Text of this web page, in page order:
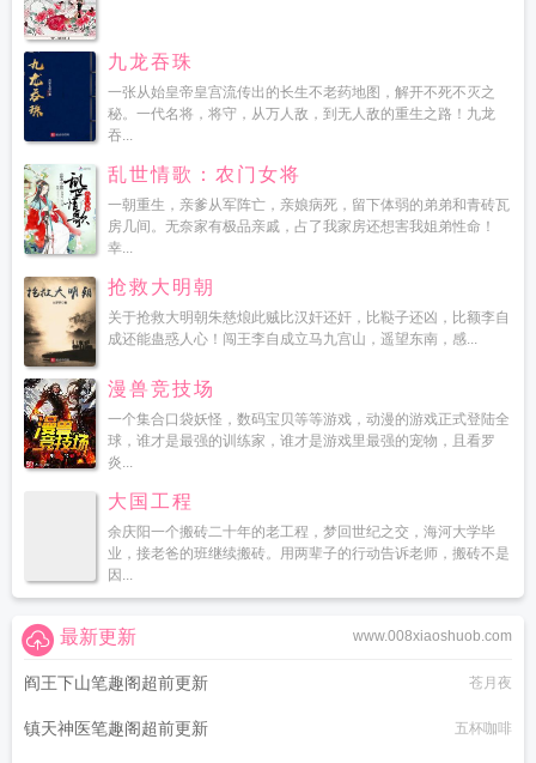
九龙吞珠
一张从始皇帝皇宫流传出的长生不老药地图，解开不死不灭之
秘。一代名将，将守，从万人敌，到无人敌的重生之路！九龙
吞...
乱世情歌：农门女将
一朝重生，亲爹从军阵亡，亲娘病死，留下体弱的弟弟和青砖瓦
房几间。无奈家有极品亲戚，占了我家房还想害我姐弟性命！
幸...
抢救大明朝
关于抢救大明朝朱慈烺此贼比汉奸还奸，比鞑子还凶，比额李自
成还能蛊惑人心！闯王李自成立马九宫山，遥望东南，感...
漫兽竞技场
一个集合口袋妖怪，数码宝贝等等游戏，动漫的游戏正式登陆全
球，谁才是最强的训练家，谁才是游戏里最强的宠物，且看罗
炎...
大国工程
余庆阳一个搬砖二十年的老工程，梦回世纪之交，海河大学毕
业，接老爸的班继续搬砖。用两辈子的行动告诉老师，搬砖不是
因...
www.008xiaoshuob.com
最新更新
阎王下山笔趣阁超前更新 苍月夜
镇天神医笔趣阁超前更新 五杯咖啡